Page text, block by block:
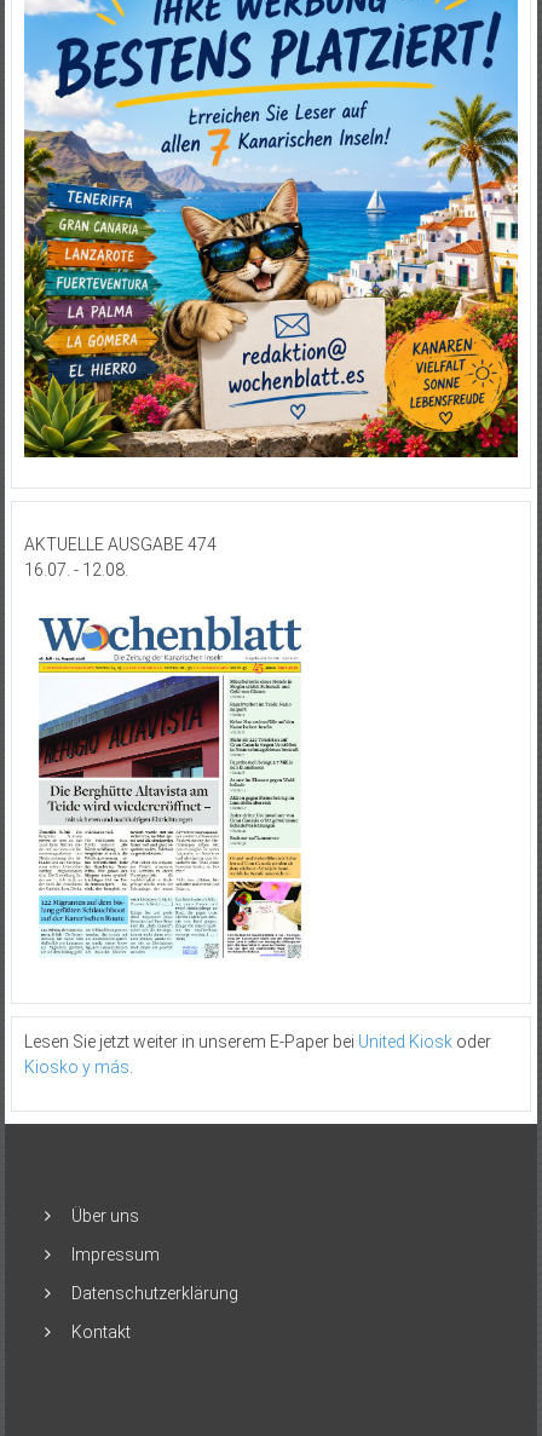
AKTUELLE AUSGABE 474
16.07. - 12.08.
Lesen Sie jetzt weiter in unserem E-Paper bei United Kioskoder
Kiosko y más.
Über uns
Impressum
Datenschutzerklärung
Kontakt